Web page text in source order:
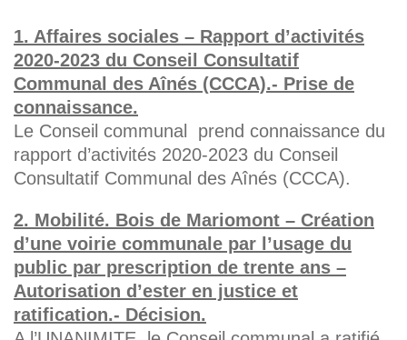
1. Affaires sociales – Rapport d’activités
2020-2023 du Conseil Consultatif
Communal des Aînés (CCCA).- Prise de
connaissance.
Le Conseil communal prend connaissance du
rapport d’activités 2020-2023 du Conseil
Consultatif Communal des Aînés (CCCA).
2. Mobilité. Bois de Mariomont – Création
d’une voirie communale par l’usage du
public par prescription de trente ans –
Autorisation d’ester en justice et
ratification.- Décision.